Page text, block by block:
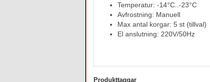
Temperatur: -14°C..-23°C
Avfrostning: Manuell
Max antal korgar: 5 st (tillval)
El anslutning: 220V/50Hz
Produkttaggar